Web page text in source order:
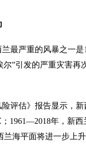
最严重的风暴之一
尔”引发的严重灾害
险评估》报告显示，
1961—2018年，新
海平面将进一步上升